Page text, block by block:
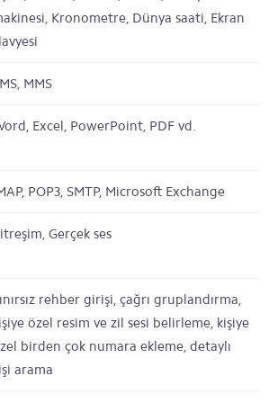
Kronometre, Dünya saati, Ekran
MMS
Excel, PowerPoint, PDF vd.
POP3, SMTP, Microsoft Exchange
Gerçek ses
rehber girişi, çağrı gruplandırma,
özel resim ve zil sesi belirleme, kişiye
birden çok numara ekleme, detaylı
arama